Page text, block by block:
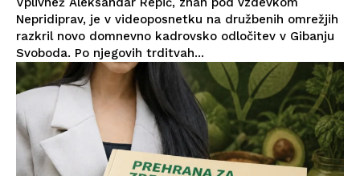
Nepridiprav, je v videoposnetku na družbenih omrežjih
razkril novo domnevno kadrovsko odločitev v Gibanju
Svoboda. Po njegovih trditvah...